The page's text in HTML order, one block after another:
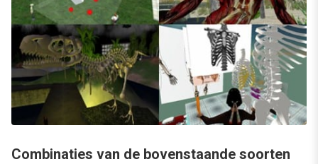
Combinaties van de bovenstaande soorten